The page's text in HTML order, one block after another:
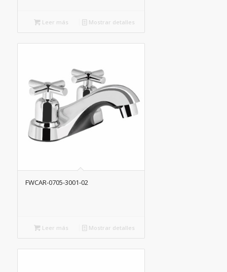
Leer más Mostrar detalles
FWCAR-0705-3001-02
Leer más Mostrar detalles